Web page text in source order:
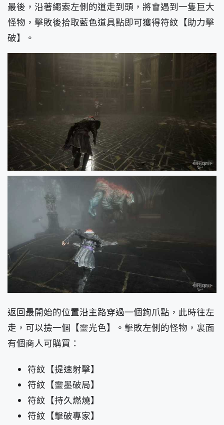
最後，沿著繩索左側的道走到頭，將會遇到一隻巨大
怪物，擊敗後拾取藍色道具點即可獲得符紋【助力擊
破】。
返回最開始的位置沿主路穿過一個鉤爪點，此時往左
走，可以撿一個【靈光色】。擊敗左側的怪物，裏面
有個商人可購買：
符紋【提速射擊】
符紋【靈墨破局】
符紋【持久燃燒】
符紋【擊破專家】